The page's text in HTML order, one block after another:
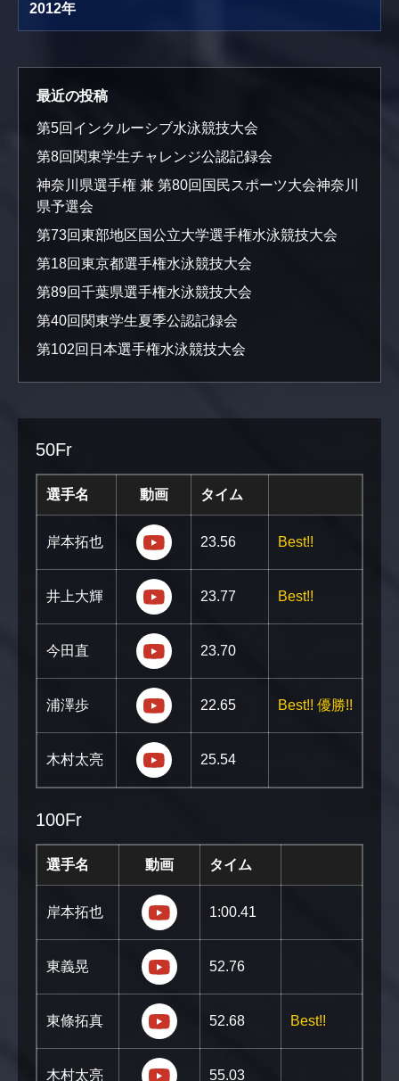
2012年
最近の投稿
第5回インクルーシブ水泳競技大会
第8回関東学生チャレンジ公認記録会
神奈川県選手権 兼 第80回国民スポーツ大会神奈川
県予選会
第73回東部地区国公立大学選手権水泳競技大会
第18回東京都選手権水泳競技大会
第89回千葉県選手権水泳競技大会
第40回関東学生夏季公認記録会
第102回日本選手権水泳競技大会
50Fr
選手名 動画 タイム
岸本拓也 https://youtu.be/
23.56 Best!!
井上大輝 https://youtu.be/
23.77 Best!!
今田直 https://youtu.be/
23.70
浦澤歩 https://youtu.be/
22.65 Best!! 優勝!!
木村太亮 https://youtu.be/Y-
25.54
100Fr
選手名 動画 タイム
岸本拓也 https://youtu.be/
1:00.41
東義晃 https://youtu.be/
52.76
東條拓真 https://youtu.be/
52.68 Best!!
木村太亮 https://youtu.be/
55.03